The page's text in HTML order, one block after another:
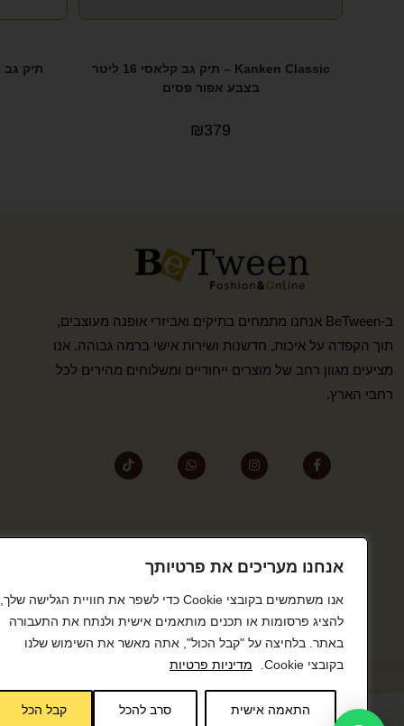
אנחנו מעריכים את פרטיותך
אנו משתמשים בקובצי Cookie כדי לשפר את חוויית הגלישה שלך,
להציג פרסומות או תכנים מותאמים אישית ולנתח את התעבורה
באתר. בלחיצה על "קבל הכול", אתה מאשר את השימוש שלנו
בקובצי Cookie.
מדיניות פרטיות
התאמה אישית סרב להכל קבל הכל
Kanken Classic – תיק גב קלאסי 16 ליטר
בצבע אפור פסים
₪379
ב-BeTween אנחנו מתמחים בתיקים ואביזרי אופנה מעוצבים,
תוך הקפדה על איכות, חדשנות ושירות אישי ברמה גבוהה. אנו
מציעים מגוון רחב של מוצרים ייחודיים ומשלוחים מהירים לכל
רחבי הארץ.